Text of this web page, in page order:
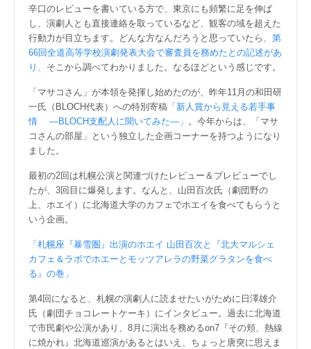
辛口のレビューを書いている方で、東京にも頻繁に足を伸ば
し、演劇人とも直接連絡を取っているなど、観客の域を超えた
行動力が目立ちます。どんな方なんだろうと思っていたら、 第
66回全道高等学校演劇発表大会で審査員を務めたとの記述があ
り、 そこから調べてわかりました。なるほどという感じです。
「マサコさん」が本領を発揮し始めたのが、昨年11月の和田研
一氏（BLOCH代表）への特別寄稿 「新人賞から見える若手事
情 ―BLOCH支配人に聞いてみた―」 。今年からは、「マサ
コさんの部屋」という独立した企画コーナーを持つようになり
ました。
最初の2回は札幌公演と関連づけたレビュー＆プレビューでし
たが、3回目に爆発します。なんと、山田百次氏（劇団野の
上、ホエイ）に北海道大学のカフェでホエイを食べてもらうと
いう企画。
「札幌座『暴雪圏』出演のホエイ 山田百次と『北大マルシェ
カフェ＆ラボでホエーとモッツアレラの野菜グラタンを食べ
る』の巻」
第4回になると、札幌の演劇人に読ませたいがために日澤雄介
氏（劇団チョコレートケーキ）にインタビュー。過去に北海道
で市民劇や公演があり、8月に演出を務めるon7『その頬、熱線
に焼かれ』北海道巡演があるとはいえ、ちょっと唐突に思えま